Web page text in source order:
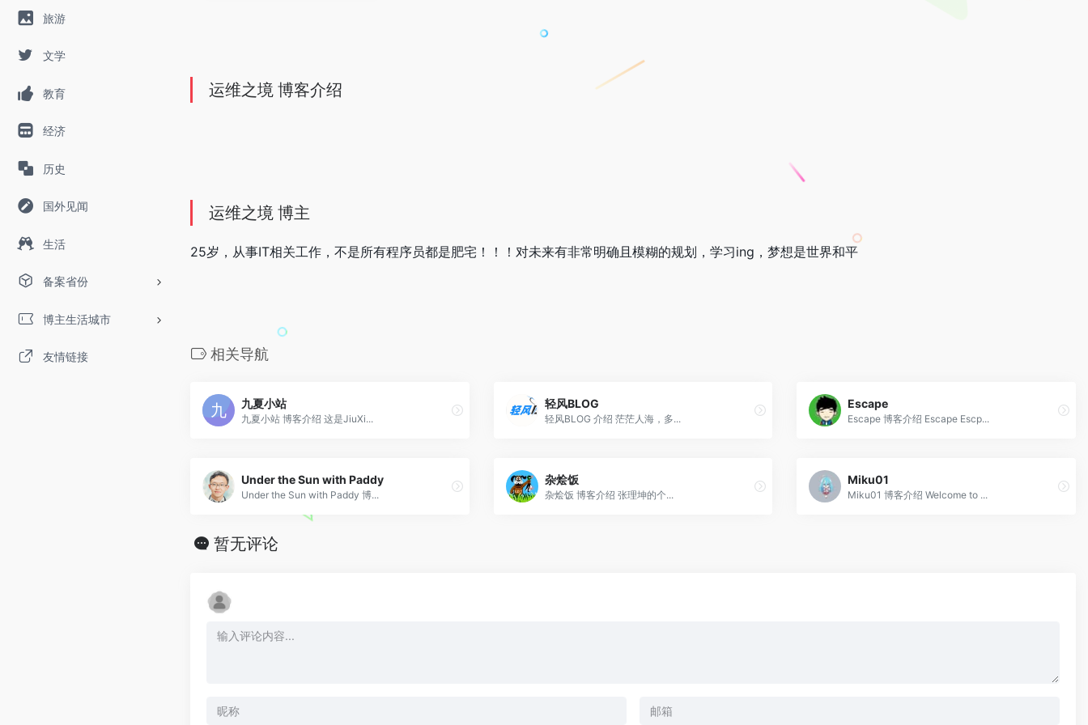
旅游
文学
教育
经济
历史
国外见闻
生活
备案省份
博主生活城市
友情链接
运维之境 博客介绍
运维之境 博主
25岁，从事IT相关工作，不是所有程序员都是肥宅！！！对未来有非常明确且模糊的规划，学习ing，梦想是世界和平
相关导航
九夏小站
九夏小站 博客介绍 这是JiuXi...
轻风BLOG
轻风BLOG 介绍 茫茫人海，多...
Escape
Escape 博客介绍 Escape Escp...
Under the Sun with Paddy
Under the Sun with Paddy 博...
杂烩饭
杂烩饭 博客介绍 张理坤的个...
Miku01
Miku01 博客介绍 Welcome to ...
暂无评论